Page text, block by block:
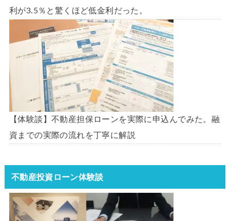
利が3.5％と驚くほど低金利だった。
【体験談】不動産担保ローンを実際に申込んでみた。融
資までの実際の流れを丁寧に解説
不動産投資ローン体験談